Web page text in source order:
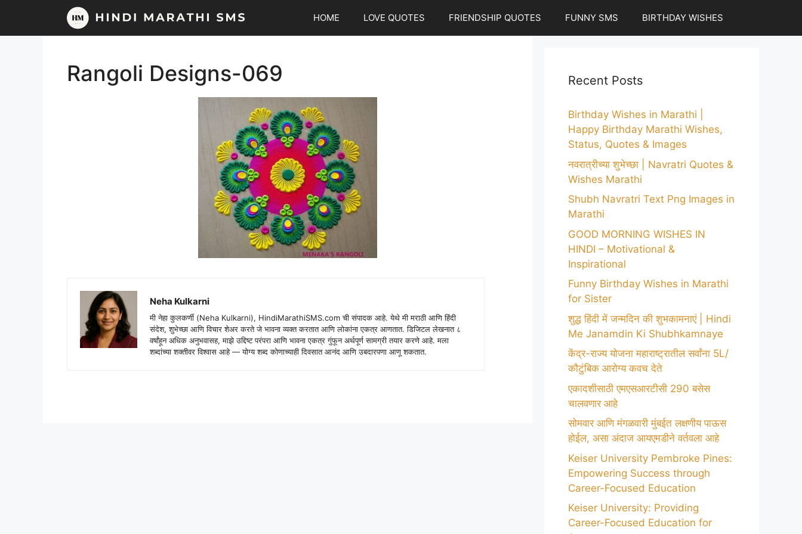
content
HOME LOVE QUOTES FRIENDSHIP QUOTES FUNNY SMS BIRTHDAY WISHES
Rangoli Designs-069
Neha Kulkarni
मी नेहा कुलकर्णी (Neha Kulkarni), HindiMarathiSMS.com ची संपादक आहे. येथे मी मराठी आणि हिंदी
संदेश, शुभेच्छा आणि विचार शेअर करते जे भावना व्यक्त करतात आणि लोकांना एकत्र आणतात. डिजिटल लेखनात ८
वर्षांहून अधिक अनुभवासह, माझे उद्दिष्ट परंपरा आणि भावना एकत्र गुंफून अर्थपूर्ण सामग्री तयार करणे आहे. मला
शब्दांच्या शक्तीवर विश्वास आहे — योग्य शब्द कोणाच्याही दिवसात आनंद आणि उबदारपणा आणू शकतात.
Recent Posts
Birthday Wishes in Marathi |
Happy Birthday Marathi Wishes,
Status, Quotes & Images
नवरात्रीच्या शुभेच्छा | Navratri Quotes &
Wishes Marathi
Shubh Navratri Text Png Images in
Marathi
GOOD MORNING WISHES IN
HINDI – Motivational &
Inspirational
Funny Birthday Wishes in Marathi
for Sister
शुद्ध हिंदी में जन्मदिन की शुभकामनाएं | Hindi
Me Janamdin Ki Shubhkamnaye
केंद्र-राज्य योजना महाराष्ट्रातील सर्वांना 5L/
कौटुंबिक आरोग्य कवच देते
एकादशीसाठी एमएसआरटीसी 290 बसेस
चालवणार आहे
सोमवार आणि मंगळवारी मुंबईत लक्षणीय पाऊस
होईल, असा अंदाज आयएमडीने वर्तवला आहे
Keiser University Pembroke Pines:
Empowering Success through
Career-Focused Education
Keiser University: Providing
Career-Focused Education for